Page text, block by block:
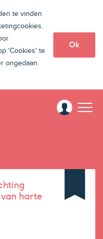
te vinden
'Cookies' te
ongedaan.
Ok
harte